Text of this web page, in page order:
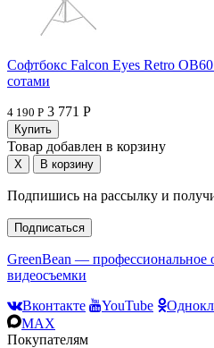
Софтбокс Falcon Eyes Retro
сотами
4 190 Р 3 771 Р
Товар добавлен в корзину
Подпишись на рассылку и
Подписаться
GreenBean — профессиональное
видеосъемки
Вконтакте
YouTube
MAX
Покупателям